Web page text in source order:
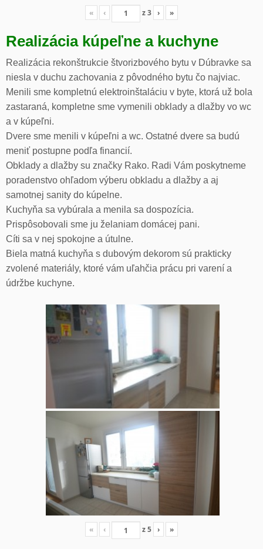
« ‹ z3 › »
Realizácia kúpeľne a kuchyne
Realizácia rekonštrukcie štvorizbového bytu v Dúbravke sa
niesla v duchu zachovania z pôvodného bytu čo najviac.
Menili sme kompletnú elektroinštaláciu v byte, ktorá už bola
zastaraná, kompletne sme vymenili obklady a dlažby vo wc
a v kúpeľni.
Dvere sme menili v kúpeľni a wc. Ostatné dvere sa budú
meniť postupne podľa financií.
Obklady a dlažby su značky Rako. Radi Vám poskytneme
poradenstvo ohľadom výberu obkladu a dlažby a aj
samotnej sanity do kúpelne.
Kuchyňa sa vybúrala a menila sa dospozícia.
Prispôsobovali sme ju želaniam domácej pani.
Cíti sa v nej spokojne a útulne.
Biela matná kuchyňa s dubovým dekorom sú prakticky
zvolené materiály, ktoré vám uľahčia prácu pri varení a
údržbe kuchyne.
« ‹ z5 › »